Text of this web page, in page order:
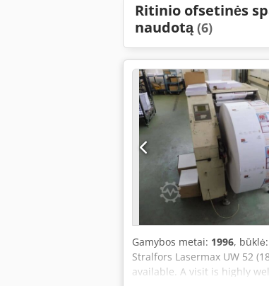
Ritinio ofsetinės
naudotą(6)
Gamybos metai: 1996, būklė:
Stralfors Lasermax UW 52
available. A visit is highly